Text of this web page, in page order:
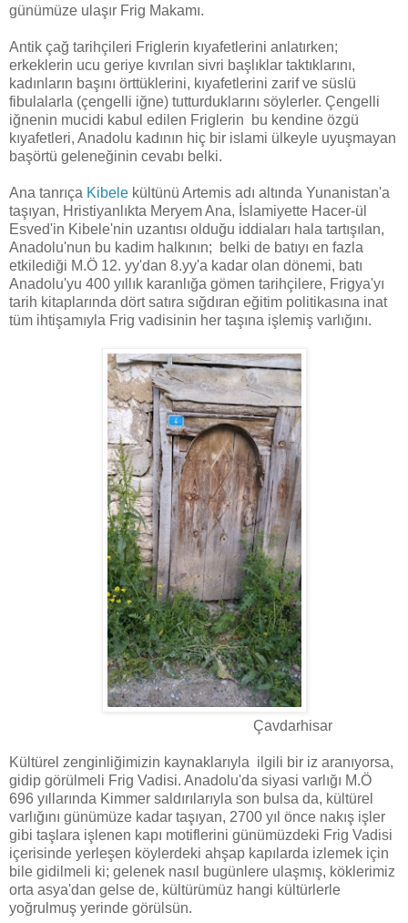
günümüze ulaşır Frig Makamı.
Antik çağ tarihçileri Friglerin kıyafetlerini anlatırken;
erkeklerin ucu geriye kıvrılan sivri başlıklar taktıklarını,
kadınların başını örttüklerini, kıyafetlerini zarif ve süslü
fibulalarla (çengelli iğne) tutturduklarını söylerler. Çengelli
iğnenin mucidi kabul edilen Friglerin bu kendine özgü
kıyafetleri, Anadolu kadının hiç bir islami ülkeyle uyuşmayan
başörtü geleneğinin cevabı belki.
Ana tanrıça Kibele kültünü Artemis adı altında Yunanistan'a
taşıyan, Hristiyanlıkta Meryem Ana, İslamiyette Hacer-ül
Esved'in Kibele'nin uzantısı olduğu iddiaları hala tartışılan,
Anadolu'nun bu kadim halkının; belki de batıyı en fazla
etkilediği M.Ö 12. yy'dan 8.yy'a kadar olan dönemi, batı
Anadolu'yu 400 yıllık karanlığa gömen tarihçilere, Frigya'yı
tarih kitaplarında dört satıra sığdıran eğitim politikasına inat
tüm ihtişamıyla Frig vadisinin her taşına işlemiş varlığını.
Çavdarhisar
Kültürel zenginliğimizin kaynaklarıyla ilgili bir iz aranıyorsa,
gidip görülmeli Frig Vadisi. Anadolu'da siyasi varlığı M.Ö
696 yıllarında Kimmer saldırılarıyla son bulsa da, kültürel
varlığını günümüze kadar taşıyan, 2700 yıl önce nakış işler
gibi taşlara işlenen kapı motiflerini günümüzdeki Frig Vadisi
içerisinde yerleşen köylerdeki ahşap kapılarda izlemek için
bile gidilmeli ki; gelenek nasıl bugünlere ulaşmış, köklerimiz
orta asya'dan gelse de, kültürümüz hangi kültürlerle
yoğrulmuş yerinde görülsün.